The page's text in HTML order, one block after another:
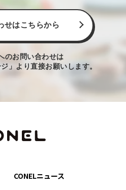
せはこちらから
のお問い合わせは
」より直接お願いします。
CONELニュース